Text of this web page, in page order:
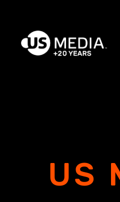
US